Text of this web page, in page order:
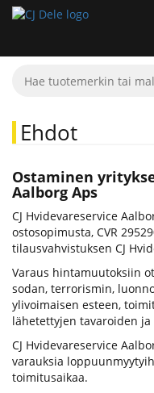
Ehdot
Ostaminen
Aalborg Aps
CJ Hvidevareservice
ostosopimusta, CVR
tilausvahvistuksen CJ
Varaus hintamuutoksiin
sodan, terrorismin,
ylivoimaisen esteen,
lähetettyjen tavaroiden
CJ Hvidevareservice
varauksia
toimitusaikaa.